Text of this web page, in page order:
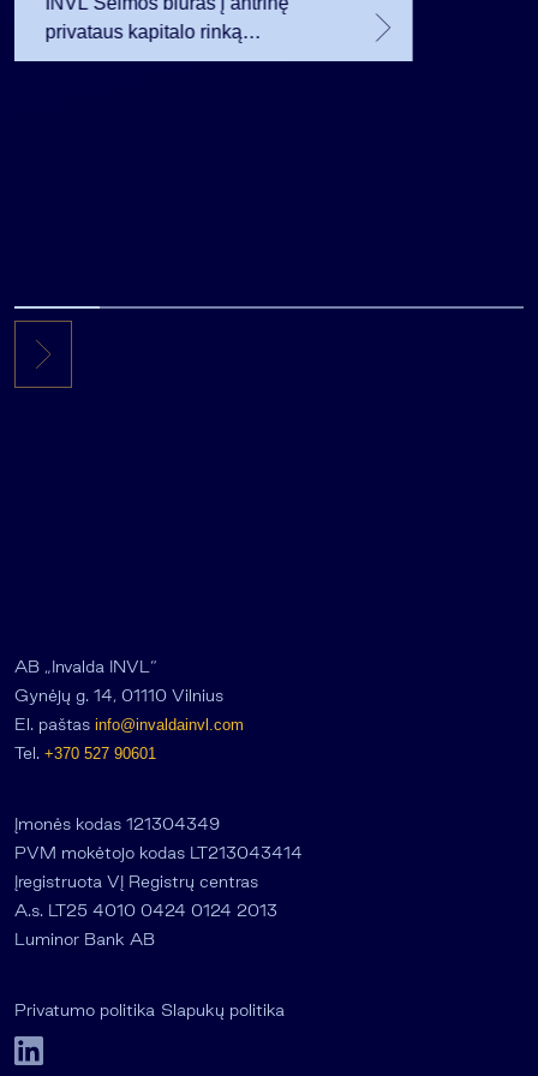
privataus kapitalo rinką
investuojantį fondą pritraukė 17,4
AB „Invalda INVL“
Gynėjų g. 14, 01110 Vilnius
El. paštas info@invaldainvl.com
Tel. +370 527 90601
Įmonės kodas 121304349
PVM mokėtojo kodas LT213043414
Įregistruota VĮ Registrų centras
A.s. LT25 4010 0424 0124 2013
Luminor Bank AB
Privatumo politika Slapukų politika